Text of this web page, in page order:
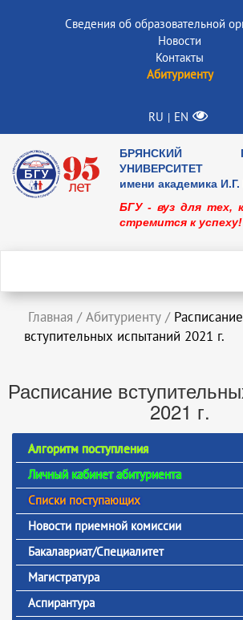
Сведения об образовательной
Новости
Контакты
Абитуриенту
RU | EN
БРЯНСКИЙ
УНИВЕРСИТЕТ
имени академика И.Г.
БГУ - вуз для тех,
стремится к успеху!
Главная / Абитуриенту / Расписание
вступительных испытаний 2021 г.
Расписание
2021 г.
Алгоритм поступления
Личный кабинет абитуриента
Списки поступающих
Новости приемной комиссии
Бакалавриат/Специалитет
Магистратура
Аспирантура